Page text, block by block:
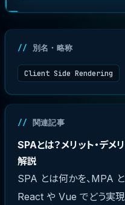
別名・略称
Client Side Rendering
関連記事
SPAとは？メリット・デ
解説
SPA とは何かを、MPA と
React や Vue でどう実